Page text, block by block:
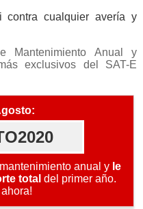
contra cualquier avería y
Mantenimiento Anual y
exclusivos del SAT-E
anual y le
total del primer año.